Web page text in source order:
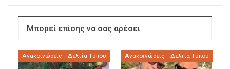
Μπορεί επίσης να σας αρέσει
Ανακοινώσεις _ Δελτία Τύπου Ανακοινώσεις _ Δελτία Τύπου